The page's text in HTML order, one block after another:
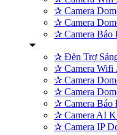
✰ Camera
✰ Camera
✰ Camera
✰ Đèn Trợ
✰ Camera
✰ Camera
✰ Camera
✰ Camera
✰ Camera AI
✰ Camera IP